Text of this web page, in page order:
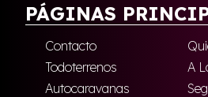
PÁGINAS
Contacto
Todoterrenos
A
Autocaravanas